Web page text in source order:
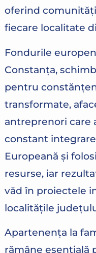
oferind
fiecare localitate
Fondurile
Constanța,
pentru
transformate,
antreprenori care
constant
Europeană și
resurse, iar
văd în proiectele
localitățile
Apartenența la
rămâne esențială